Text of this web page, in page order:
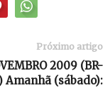
Próximo artigo
2009 (BR-
Amanhã (sábado):